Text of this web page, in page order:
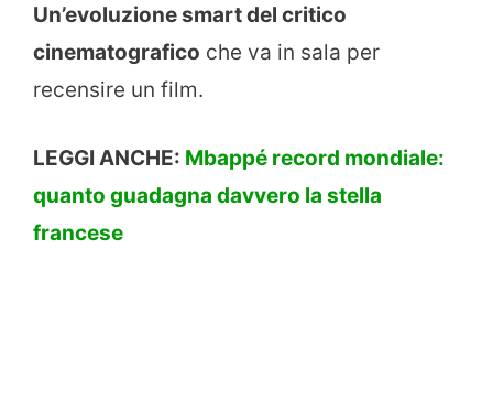
Un’evoluzione smart del critico
cinematografico che va in sala per
recensire un film.
LEGGI ANCHE: Mbappé record mondiale:
quanto guadagna davvero la stella
francese